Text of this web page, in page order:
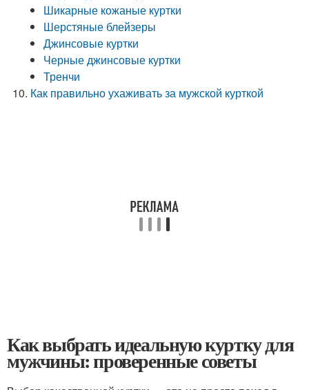
Шикарные кожаные куртки
Шерстяные блейзеры
Джинсовые куртки
Черные джинсовые куртки
Тренчи
Как правильно ухаживать за мужской курткой
Как выбрать идеальную куртку для
мужчины: проверенные советы